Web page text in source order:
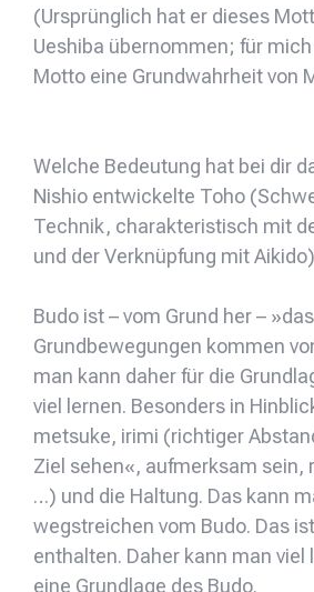
(Ursprünglich hat er dieses
Ueshiba übernommen; für
Motto eine Grundwahrheit von
Welche Bedeutung hat bei dir
Nishio entwickelte Toho
Technik, charakteristisch mit
und der Verknüpfung mit
Budo ist – vom Grund her –
Grundbewegungen kommen
man kann daher für die
viel lernen. Besonders in
metsuke, irimi (richtiger
Ziel sehen«, aufmerksam sein,
…) und die Haltung. Das kann
wegstreichen vom Budo. Das
enthalten. Daher kann man viel
eine Grundlage des Budo.